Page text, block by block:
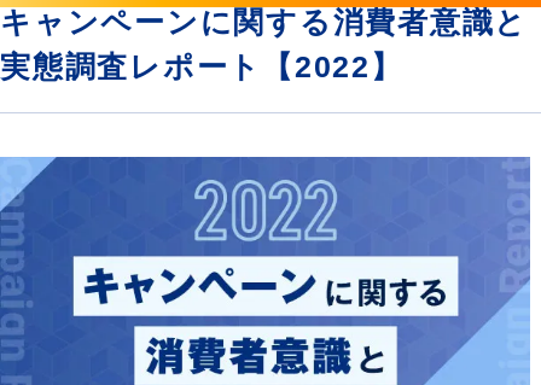
キャンペーンに関する消費者意識と
実態調査レポート【2022】